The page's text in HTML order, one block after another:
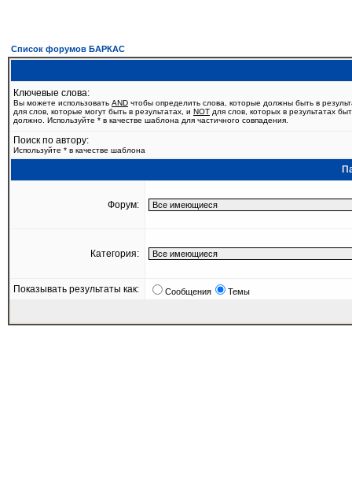
Список форумов БАРКАС
Ключевые слова:
Вы можете использовать AND чтобы определить слова, которые должны быть в
для слов, которые могут быть в результатах, и NOT для слов, которых в результатах
должно. Используйте * в качестве шаблона для частичного совпадения.
Поиск по автору:
Используйте * в качестве шаблона
Форум:
Категория:
Показывать результаты как: Сообщения Темы